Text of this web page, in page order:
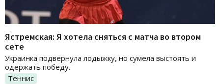
Ястремская: Я хотела сняться с матча во втором
сете
Украинка подвернула лодыжку, но сумела выстоять и
одержать победу.
Теннис